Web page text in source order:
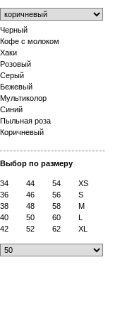
Черный
Кофе с молоком
Хаки
Розовый
Серый
Бежевый
Мультиколор
Синий
Пыльная роза
Коричневый
Выбор по размеру
34 44 54
XS
36
46 56
S
38
48 58
M
40
50 60
L
42
52 62 XL